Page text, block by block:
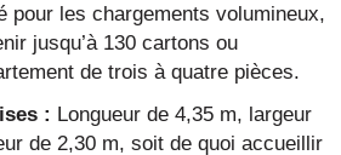
pour les chargements volumineux,
jusqu’à 130 cartons ou
de trois à quatre pièces.
: Longueur de 4,35 m, largeur
de 2,30 m, soit de quoi accueillir